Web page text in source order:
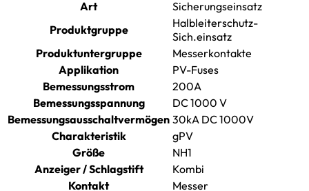
Art
Sicherungseinsatz
Produktgruppe
Halbleiterschutz-
Sich.einsatz
Produktuntergruppe
Messerkontakte
Applikation
PV-Fuses
Bemessungsstrom
200A
Bemessungsspannung
DC 1000 V
Bemessungsausschaltvermögen 30kA DC 1000V
Charakteristik
gPV
Größe
NH1
Anzeiger / Schlagstift
Kombi
Kontakt
Messer